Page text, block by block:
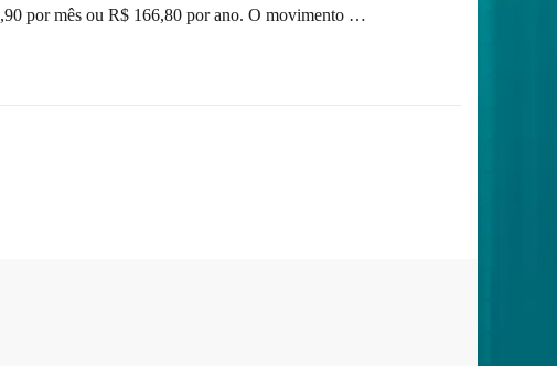
por mês ou R$ 166,80 por ano. O movimento …